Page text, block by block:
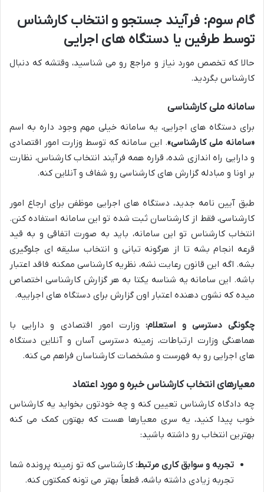
گام سوم: فرآیند جستجو و انتخاب کارشناس
توسط طرفین یا دستگاه های اجرایی
حالا که تخصص مورد نیاز و مراجع رو می شناسید، وقتشه که دنبال
کارشناس بگردید.
سامانه ملی کارشناسی
برای دستگاه های اجرایی، یه سامانه خیلی مهم وجود داره به اسم
«سامانه ملی کارشناسی». این سامانه که توسط وزارت امور اقتصادی
و دارایی راه اندازی شده، قراره همه فرآیند انتخاب کارشناس، نظارت
بر اونا و مبادله گزارش های کارشناسی رو شفاف و آنلاین کنه.
طبق آیین نامه جدید، دستگاه های اجرایی موظفن برای ارجاع امور
کارشناسی، فقط از کارشناسان ثبت شده تو این سامانه استفاده کنن.
انتخاب کارشناس تو این سامانه، باید به صورت اتفاقی و به قید
قرعه انجام بشه تا از هرگونه تبانی و انتخاب سلیقه ای جلوگیری
بشه. اگه این قانون رعایت نشه، نظریه کارشناسی ممکنه فاقد اعتبار
باشه. این سامانه یه شناسه یکتا به هر گزارش کارشناسی اختصاص
میده که نشون دهنده اعتبار اون گزارش برای دستگاه های اجراییه.
چگونگی دسترسی و استعلام:وزارت امور اقتصادی و دارایی با
هماهنگی وزارت ارتباطات، زمینه دسترسی آسان و آنلاین دستگاه
های اجرایی رو به فهرست و مشخصات کارشناسان فراهم می کنه.
معیارهای انتخاب کارشناس خبره و مورد اعتماد
چه دادگاه کارشناس تعیین کنه و چه خودتون بخواید یه کارشناس
خوب پیدا کنید، یه سری معیارها هست که بهتون کمک می کنه
بهترین انتخاب رو داشته باشید:
تجربه و سوابق کاری مرتبط: کارشناسی که تو زمینه پرونده شما
تجربه زیادی داشته باشه، قطعاً بهتر می تونه کمکتون کنه.